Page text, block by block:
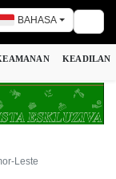
BAHASA
KEADILAN
Leste